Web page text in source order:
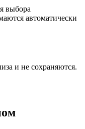
выбора
автоматически
и не сохраняются.